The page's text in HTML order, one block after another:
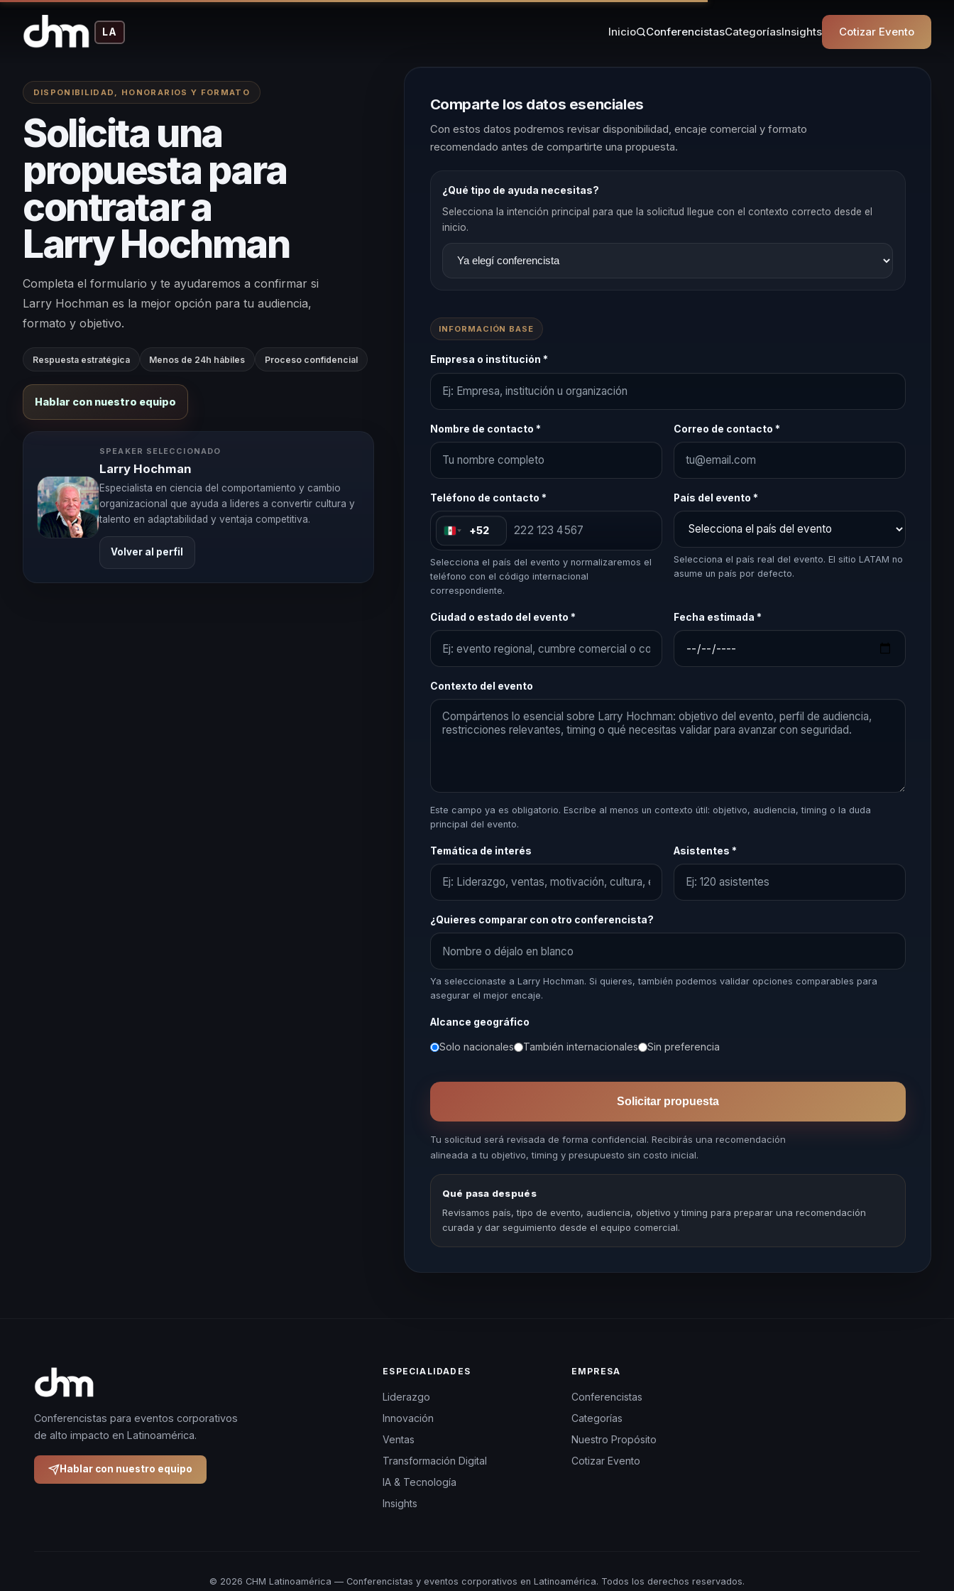
LA Inicio ConferencistasCategoríasInsights Cotizar Evento
DISPONIBILIDAD, HONORARIOS Y FORMATO
Solicita una
propuesta para
contratar a
Larry Hochman
Completa el formulario y te ayudaremos a confirmar si
Larry Hochman es la mejor opción para tu audiencia,
formato y objetivo.
Respuesta estratégica Menos de 24h hábiles Proceso confidencial
Hablar con nuestro equipo
SPEAKER SELECCIONADO
Larry Hochman
Especialista en ciencia del comportamiento y cambio
organizacional que ayuda a lideres a convertir cultura y
talento en adaptabilidad y ventaja competitiva.
Volver al perfil
Comparte los datos esenciales
Con estos datos podremos revisar disponibilidad, encaje comercial y formato
recomendado antes de compartirte una propuesta.
¿Qué tipo de ayuda necesitas?
Selecciona la intención principal para que la solicitud llegue con el contexto correcto desde el
inicio.
INFORMACIÓN BASE
Empresa o institución *
Nombre de contacto * Correo de contacto *
Teléfono de contacto *
+52
Selecciona el país del evento y normalizaremos el
teléfono con el código internacional
correspondiente.
País del evento *
Selecciona el país real del evento. El sitio LATAM no
asume un país por defecto.
Ciudad o estado del evento * Fecha estimada *
Contexto del evento
Este campo ya es obligatorio. Escribe al menos un contexto útil: objetivo, audiencia, timing o la duda
principal del evento.
Temática de interés Asistentes *
¿Quieres comparar con otro conferencista?
Ya seleccionaste a Larry Hochman. Si quieres, también podemos validar opciones comparables para
asegurar el mejor encaje.
Alcance geográfico
Solo nacionales También internacionales Sin preferencia
Solicitar propuesta
Tu solicitud será revisada de forma confidencial. Recibirás una recomendación
alineada a tu objetivo, timing y presupuesto sin costo inicial.
Qué pasa después
Revisamos país, tipo de evento, audiencia, objetivo y timing para preparar una recomendación
curada y dar seguimiento desde el equipo comercial.
Conferencistas para eventos corporativos
de alto impacto en Latinoamérica.
Hablar con nuestro equipo
ESPECIALIDADES
Liderazgo
Innovación
Ventas
Transformación Digital
IA & Tecnología
Insights
EMPRESA
Conferencistas
Categorías
Nuestro Propósito
Cotizar Evento
© 2026 CHM Latinoamérica — Conferencistas y eventos corporativos en Latinoamérica. Todos los derechos reservados.